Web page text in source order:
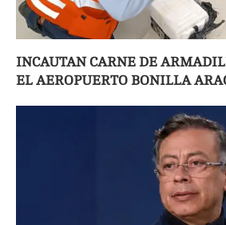
INCAUTAN CARNE DE
EL AEROPUERTO BONILLA